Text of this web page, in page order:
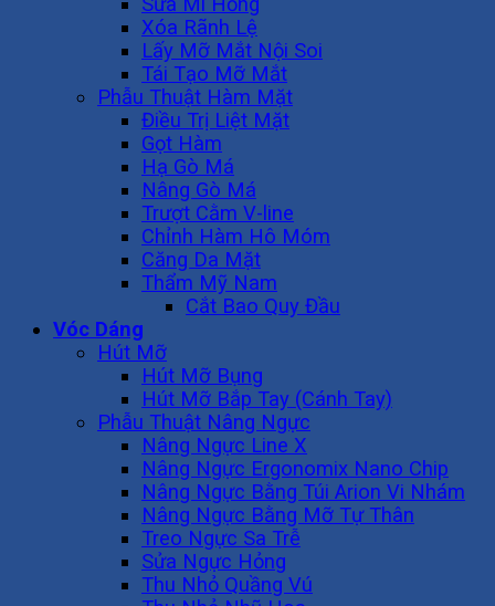
Xóa Rãnh Lệ
Lấy Mỡ Mắt Nội Soi
Tái Tạo Mỡ Mắt
Phẫu Thuật Hàm Mặt
Điều Trị Liệt Mặt
Gọt Hàm
Hạ Gò Má
Nâng Gò Má
Trượt Cằm V-line
Chỉnh Hàm Hô Móm
Căng Da Mặt
Thẩm Mỹ Nam
Cắt Bao Quy Đầu
Vóc Dáng
Hút Mỡ
Hút Mỡ Bụng
Hút Mỡ Bắp Tay (Cánh Tay)
Phẫu Thuật Nâng Ngực
Nâng Ngực Line X
Nâng Ngực Ergonomix Nano Chip
Nâng Ngực Bằng Túi Arion Vi Nhám
Nâng Ngực Bằng Mỡ Tự Thân
Treo Ngực Sa Trễ
Sửa Ngực Hỏng
Thu Nhỏ Quầng Vú